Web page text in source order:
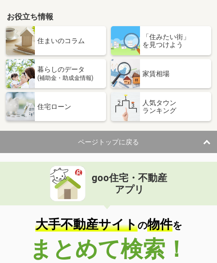
お役立ち情報
住まいのコラム
「住みたい街」
を見つけよう
暮らしのデータ
(補助金・助成金情報)
家賃相場
住宅ローン
人気タウン
ランキング
ページトップに戻る
goo住宅・不動産
アプリ
大手不動産サイトの物件を
まとめて検索！